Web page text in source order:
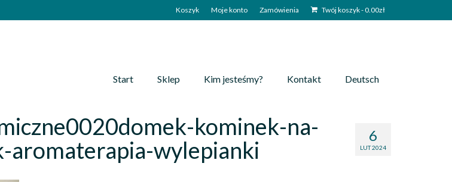
Koszyk Moje konto Zamówienia Twój koszyk-0.00zł
Start Sklep Kim jesteśmy? Kontakt Deutsch
6
LUT 2024
kominek-na-
aromaterapia-wylepianki